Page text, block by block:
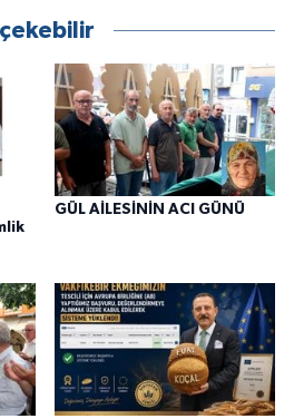
GÜL AİLESİNİN ACI GÜNÜ